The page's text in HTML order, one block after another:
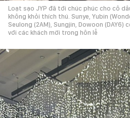
Loạt sạo JYP đã tới chúc phúc cho cô
không khỏi thích thú. Sunye, Yubin
Seulong (2AM), Sungjin, Dowoon (DAY6)
với các khách mời trong hôn lễ